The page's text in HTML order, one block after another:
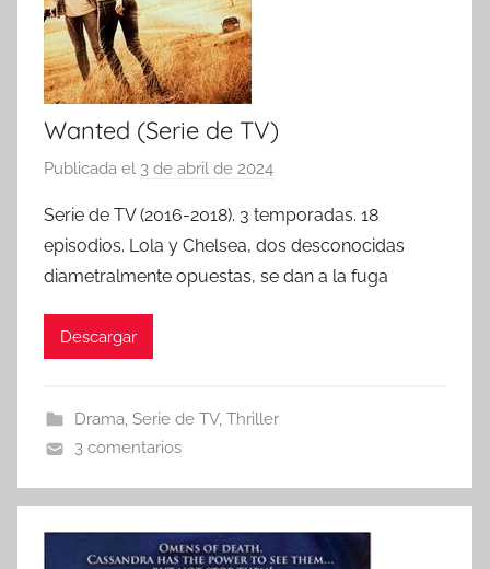
Wanted (Serie de TV)
Publicada el 3 de abril de 2024
r
Serie de TV (2016-2018). 3 temporadas. 18
episodios. Lola y Chelsea, dos desconocidas
diametralmente opuestas, se dan a la fuga
Descargar
Drama, Serie de TV, Thriller
3 comentarios